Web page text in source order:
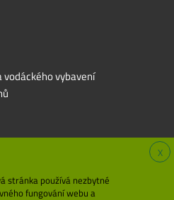
vodáckého vybavení
X
stránka používá nezbytné
fungování webu a